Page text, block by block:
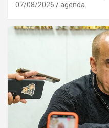
07/08/2026 agenda